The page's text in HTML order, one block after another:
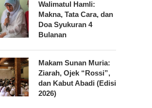
Walimatul Hamli:
Makna, Tata Cara, dan
Doa Syukuran 4
Bulanan
Makam Sunan Muria:
Ziarah, Ojek “Rossi”,
dan Kabut Abadi (Edisi
2026)